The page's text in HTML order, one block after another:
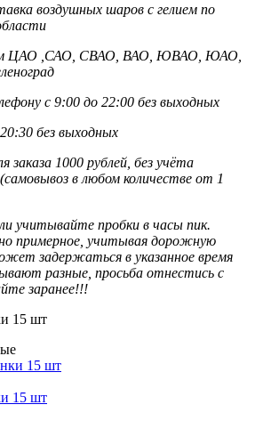
воздушных шаров с гелием по
ЦАО ,САО, СВАО, ВАО, ЮВАО, ЮАО,
с 9:00 до 22:00 без выходных
без выходных
заказа 1000 рублей, без учёта
в любом количестве от 1
учитывайте пробки в часы пик.
примерное, учитывая дорожную
задержаться в указанное время
разные, просьба отнестись с
заранее!!!
15 шт
15 шт